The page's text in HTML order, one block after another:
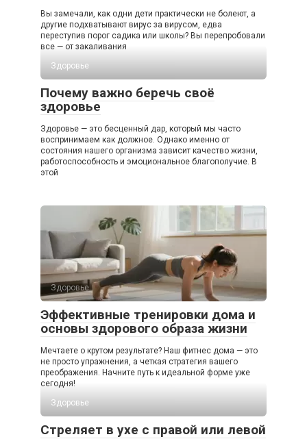
Вы замечали, как одни дети практически не болеют, а
другие подхватывают вирус за вирусом, едва
переступив порог садика или школы? Вы перепробовали
все — от закаливания
Здоровье
Почему важно беречь своё
здоровье
Здоровье — это бесценный дар, который мы часто
воспринимаем как должное. Однако именно от
состояния нашего организма зависит качество жизни,
работоспособность и эмоциональное благополучие. В
этой
Здоровье
Эффективные тренировки дома и
основы здорового образа жизни
Мечтаете о крутом результате? Наш фитнес дома — это
не просто упражнения, а четкая стратегия вашего
преображения. Начните путь к идеальной форме уже
сегодня!
Здоровье
Стреляет в ухе с правой или левой